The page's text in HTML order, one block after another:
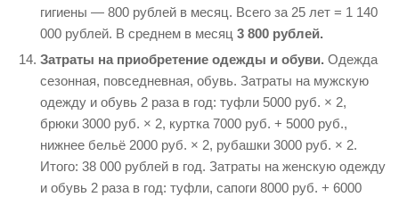
гигиены — 800 рублей в месяц. Всего за 25 лет = 1 140
000 рублей. В среднем в месяц 3 800 рублей.
Затраты на приобретение одежды и обуви. Одежда
сезонная, повседневная, обувь. Затраты на мужскую
одежду и обувь 2 раза в год: туфли 5000 руб. × 2,
брюки 3000 руб. × 2, куртка 7000 руб. + 5000 руб.,
нижнее бельё 2000 руб. × 2, рубашки 3000 руб. × 2.
Итого: 38 000 рублей в год. Затраты на женскую одежду
и обувь 2 раза в год: туфли, сапоги 8000 руб. + 6000